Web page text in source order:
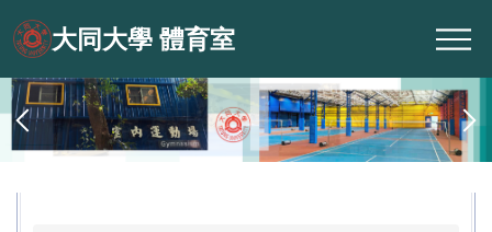
到
主
要
內
容
區
大同大學 體育室